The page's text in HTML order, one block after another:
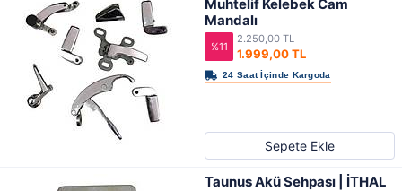
Muhtelif Kelebek Cam
Mandalı
%11 1.999,00 TL
2.250,00 TL
Sepete Ekle
Taunus Akü Sehpası | İTHAL